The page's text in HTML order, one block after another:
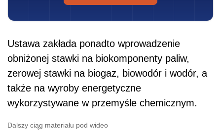
Ustawa zakłada ponadto wprowadzenie
obniżonej stawki na biokomponenty paliw,
zerowej stawki na biogaz, biowodór i wodór, a
także na wyroby energetyczne
wykorzystywane w przemyśle chemicznym.
Dalszy ciąg materiału pod wideo